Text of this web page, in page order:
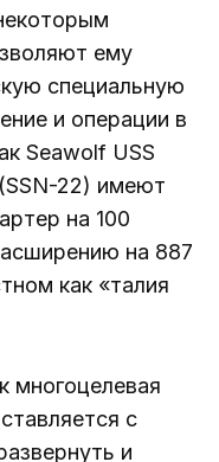
ему
специальную
и операции в
Seawolf USS
22) имеют
на 100
на 887
как «талия
многоцелевая
с
и